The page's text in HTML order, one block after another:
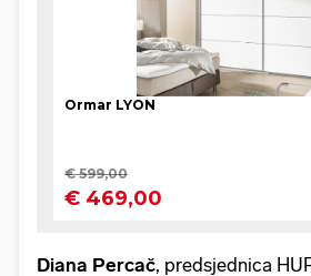
Diana Percač, predsjednica